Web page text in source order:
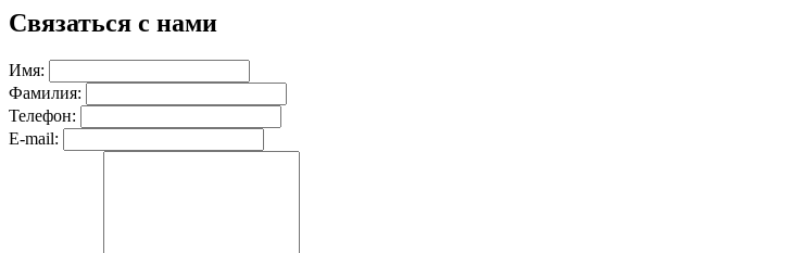
Связаться с нами
Имя:
Фамилия:
Телефон:
E-mail: